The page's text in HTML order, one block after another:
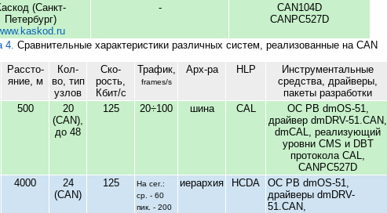
(Санкт-
Петербург)
-
CAN104D
CANPC527D
4. Сравнительные характеристики различных систем, реализованные на CAN
Рассто-
яние, м
Кол-
во, тип
узлов
Ско-
рость,
Кбит/с
Трафик,
frames/s
Арх-ра HLP
Инструментальные
средства, драйверы,
пакеты разработки
500
20
(CAN),
до 48
125 20÷100 шина CAL
ОС РВ dmOS-51,
драйвер dmDRV-51.CAN,
dmCAL, реализующий
уровни CMS и DBT
протокола CAL,
CANPC527D
4000
24
(CAN)
125
На сег.:
ср. - 60
пик. - 200
иерархия HCDA
ОС РВ dmOS-51,
драйверы dmDRV-
51.CAN,